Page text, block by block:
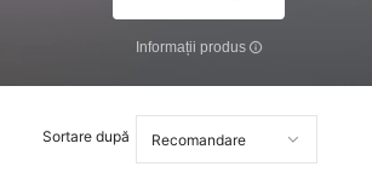
Informații produs
Sortare după